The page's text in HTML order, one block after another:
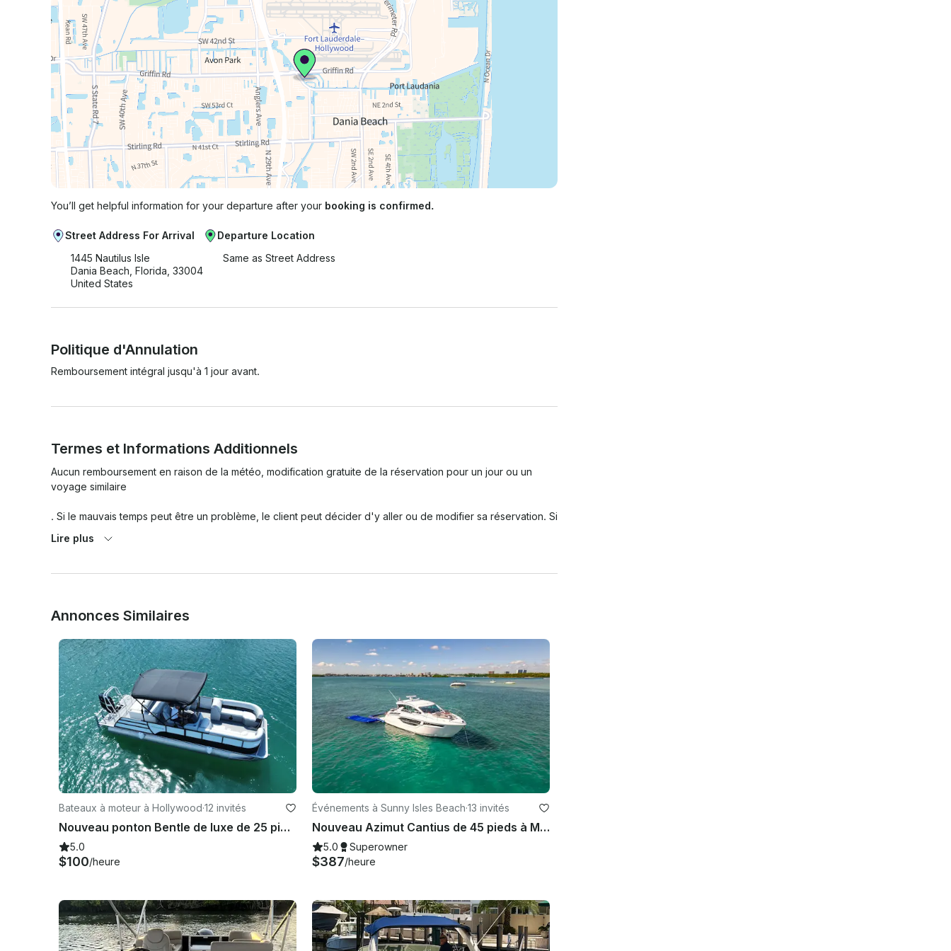
You’ll get helpful information for your departure after your booking is confirmed.
Street Address For Arrival
1445 Nautilus Isle
Dania Beach, Florida, 33004
United States
Departure Location
Same as Street Address
Politique d'Annulation
Remboursement intégral jusqu'à 1 jour avant.
Termes et Informations Additionnels
Aucun remboursement en raison de la météo, modification gratuite de la réservation pour un jour ou un
voyage similaire
. Si le mauvais temps peut être un problème, le client peut décider d'y aller ou de modifier sa réservation. Si
le client choisit de s'y rendre, l'intégralité des frais est facturée quelles que soient les conditions, même s'il
décide de retourner au quai et de terminer le voyage.
Il est interdit de fumer sur le navire et d'interdire les animaux domestiques sans autorisation préalable.
Lire plus
Annonces Similaires
Bateaux à moteur à Hollywood·12 invités
Nouveau ponton Bentle de luxe de 25 pieds - 10 personnes
5.0
$100/heure
Événements à Sunny Isles Beach·13 invités
Nouveau Azimut Cantius de 45 pieds à Miami Beach, en Floride
5.0 Superowner
$387/heure